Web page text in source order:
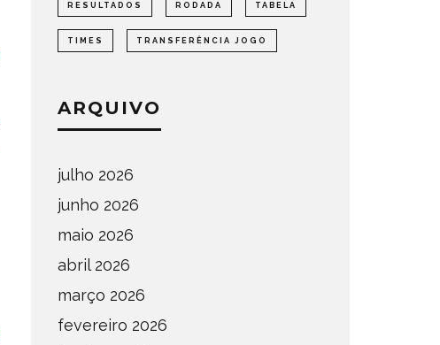
RESULTADOS RODADA TABELA
TIMES TRANSFERÊNCIA JOGO
ARQUIVO
julho 2026
junho 2026
maio 2026
abril 2026
março 2026
fevereiro 2026